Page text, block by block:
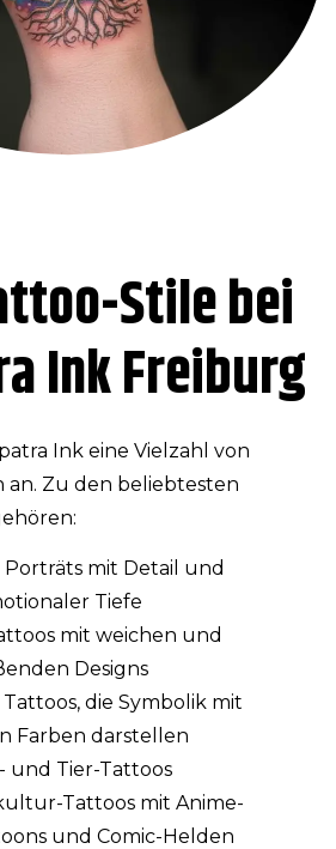
Stile bei
Ink Freiburg
Ink eine Vielzahl von
an. Zu den beliebtesten
Porträts mit Detail und
Tiefe
mit weichen und
Designs
die Symbolik mit
Farben darstellen
und Tier-Tattoos
Tattoos mit Anime-
und Comic-Helden